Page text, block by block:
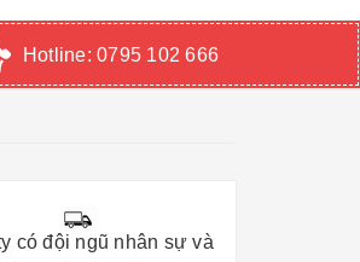
Hotline: 0795 102 666
có đội ngũ nhân sự và